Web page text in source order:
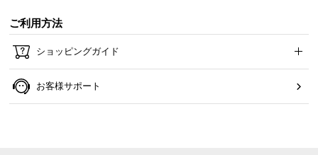
華やかで美しいガラス製
棚板はしっかりとした厚さのガラス仕様。強度に優
れているため安心してお使いいただけます。
ご利用方法
ショッピングガイド
お客様サポート